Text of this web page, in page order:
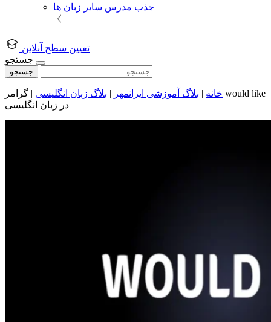
جذب مدرس سایر زبان ها
تعیین سطح آنلاین
جستجو
جستجو
خانه | بلاگ آموزشی ایرانمهر | بلاگ زبان انگلیسی | گرامر would like
در زبان انگلیسی